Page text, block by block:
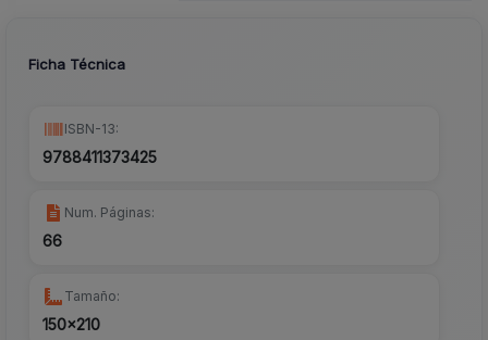
Ficha Técnica
ISBN-13:
9788411373425
Num. Páginas:
66
Tamaño:
150x210